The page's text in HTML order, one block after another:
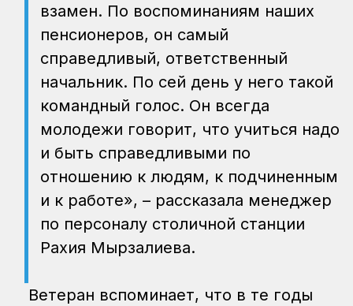
взамен. По воспоминаниям наших
пенсионеров, он самый
справедливый, ответственный
начальник. По сей день у него такой
командный голос. Он всегда
молодежи говорит, что учиться надо
и быть справедливыми по
отношению к людям, к подчиненным
и к работе», – рассказала менеджер
по персоналу столичной станции
Рахия Мырзалиева.
Ветеран вспоминает, что в те годы